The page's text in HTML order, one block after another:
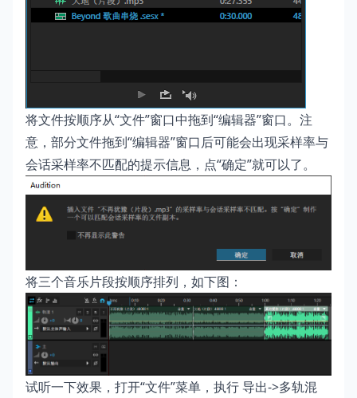
将文件按顺序从“文件”窗口中拖到“编辑器”窗口。注
意，部分文件拖到“编辑器”窗口后可能会出现采样率与
会话采样率不匹配的提示信息，点“确定”就可以了。
将三个音乐片段按顺序排列，如下图：
试听一下效果，打开“文件”菜单，执行 导出->多轨混